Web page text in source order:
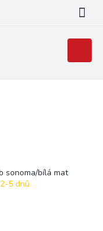
košík
sonoma/bílá mat
5 dnů